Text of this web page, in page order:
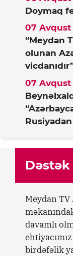
Doymaq
“Meydan
olunan
07 Avqust
Rusiyadan
07 Avqust
Meydan
davamlı
birdəfəlik